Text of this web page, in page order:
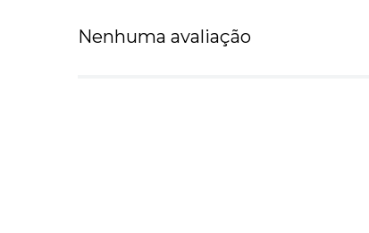
Nenhuma avaliação